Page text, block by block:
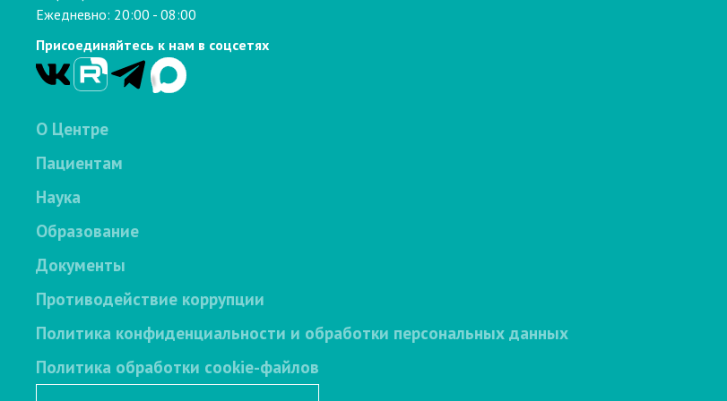
Ежедневно: 20:00 - 08:00
Присоединяйтесь к нам в соцсетях
О Центре
Пациентам
Наука
Образование
Документы
Противодействие коррупции
Политика конфиденциальности и обработки персональных данных
Политика обработки cookie-файлов